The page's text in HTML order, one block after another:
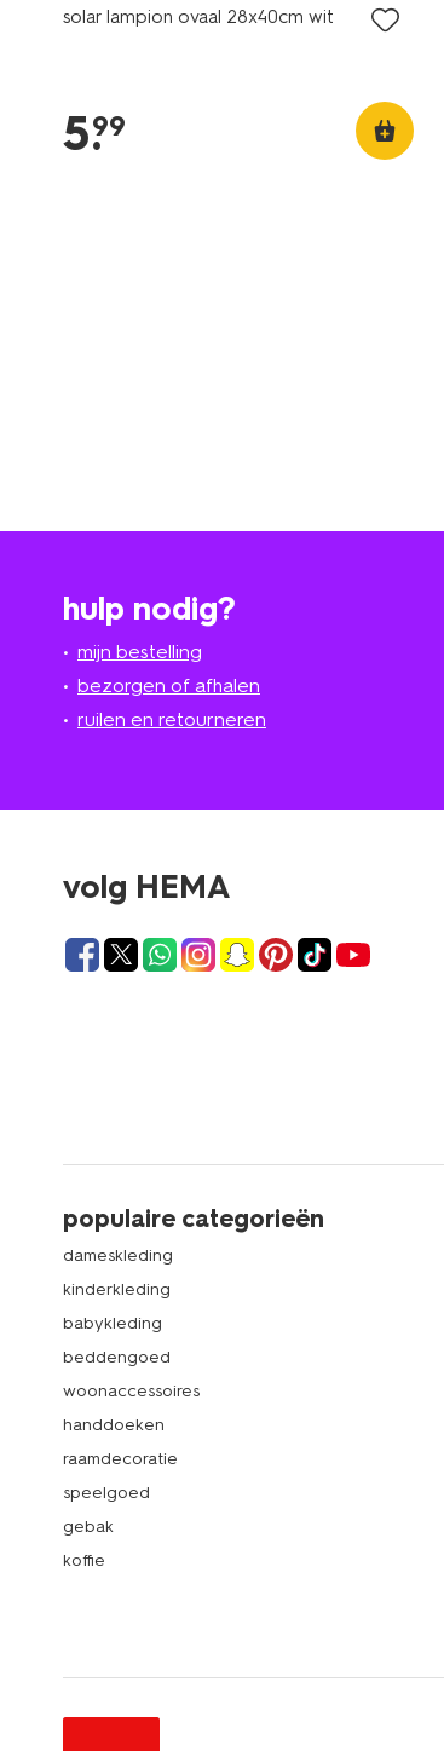
solar lampion ovaal 28x40cm wit
5.
99
hulp nodig?
mijn bestelling
bezorgen of afhalen
ruilen en retourneren
volg HEMA
populaire categorieën
dameskleding
kinderkleding
babykleding
beddengoed
woonaccessoires
handdoeken
raamdecoratie
speelgoed
gebak
koffie